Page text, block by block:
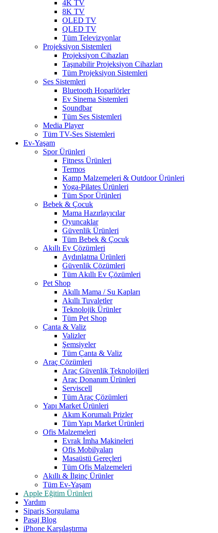
4K TV
8K TV
OLED TV
QLED TV
Tüm Televizyonlar
Projeksiyon Sistemleri
Projeksiyon Cihazları
Taşınabilir Projeksiyon Cihazları
Tüm Projeksiyon Sistemleri
Ses Sistemleri
Bluetooth Hoparlörler
Ev Sinema Sistemleri
Soundbar
Tüm Ses Sistemleri
Media Player
Tüm TV-Ses Sistemleri
Ev-Yaşam
Spor Ürünleri
Fitness Ürünleri
Termos
Kamp Malzemeleri & Outdoor Ürünleri
Yoga-Pilates Ürünleri
Tüm Spor Ürünleri
Bebek & Çocuk
Mama Hazırlayıcılar
Oyuncaklar
Güvenlik Ürünleri
Tüm Bebek & Çocuk
Akıllı Ev Çözümleri
Aydınlatma Ürünleri
Güvenlik Çözümleri
Tüm Akıllı Ev Çözümleri
Pet Shop
Akıllı Mama / Su Kapları
Akıllı Tuvaletler
Teknolojik Ürünler
Tüm Pet Shop
Çanta & Valiz
Valizler
Şemsiyeler
Tüm Çanta & Valiz
Araç Çözümleri
Araç Güvenlik Teknolojileri
Araç Donanım Ürünleri
Serviscell
Tüm Araç Çözümleri
Yapı Market Ürünleri
Akım Korumalı Prizler
Tüm Yapı Market Ürünleri
Ofis Malzemeleri
Evrak İmha Makineleri
Ofis Mobilyaları
Masaüstü Gereçleri
Tüm Ofis Malzemeleri
Akıllı & İlginç Ürünler
Tüm Ev-Yaşam
Apple Eğitim Ürünleri
Yardım
Sipariş Sorgulama
Pasaj Blog
iPhone Karşılaştırma